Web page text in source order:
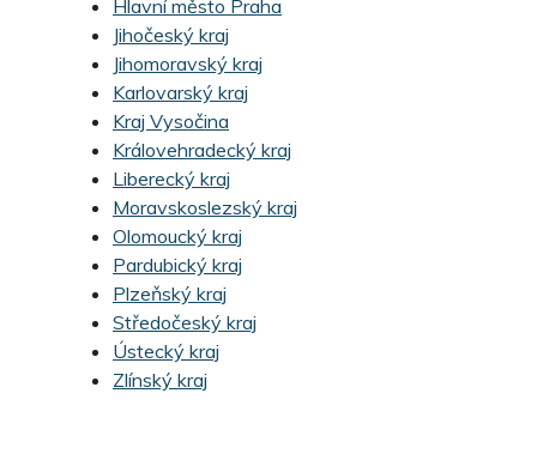
Hlavní město Praha
Jihočeský kraj
Jihomoravský kraj
Karlovarský kraj
Kraj Vysočina
Královehradecký kraj
Liberecký kraj
Moravskoslezský kraj
Olomoucký kraj
Pardubický kraj
Plzeňský kraj
Středočeský kraj
Ústecký kraj
Zlínský kraj